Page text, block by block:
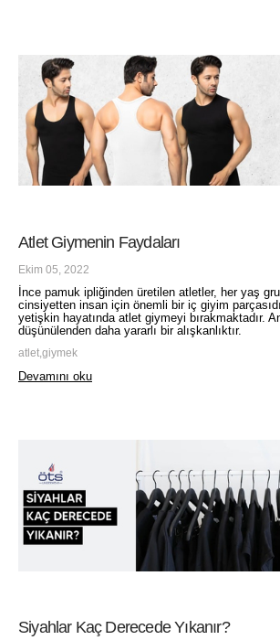
Atlet Giymenin Faydaları
Ekim 05, 2022
İnce pamuk ipliğinden üretilen atletler, her yaş
cinsiyetten insan için önemli bir iç giyim
yetişkin hayatında atlet giymeyi bırakmaktadır.
düşünülenden daha yararlı bir alışkanlıktır.
atlet,giymek
Devamını oku
Siyahlar Kaç Derecede Yıkanır?